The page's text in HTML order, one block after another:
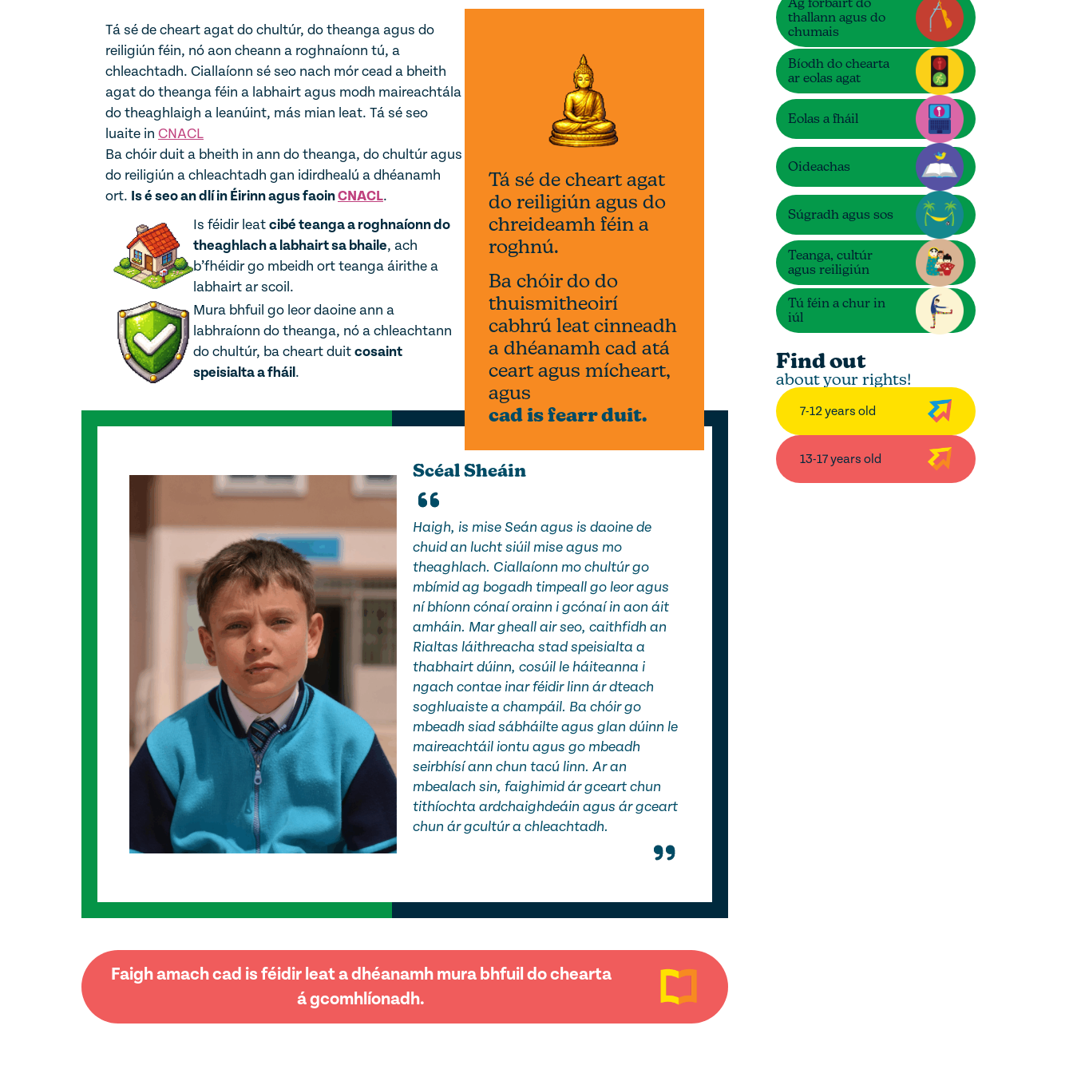
Tá sé de cheart agat do chultúr, do theanga agus do
reiligiún féin, nó aon cheann a roghnaíonn tú, a
chleachtadh. Ciallaíonn sé seo nach mór cead a bheith
agat do theanga féin a labhairt agus modh maireachtála
do theaghlaigh a leanúint, más mian leat. Tá sé seo
luaite in CNACL
Ba chóir duit a bheith in ann do theanga, do chultúr agus
do reiligiún a chleachtadh gan idirdhealú a dhéanamh
ort. Is é seo an dlí in Éirinn agus faoinCNACL.
Is féidir leat cibé teanga a roghnaíonn do
theaghlach a labhairt sa bhaile, ach
b’fhéidir go mbeidh ort teanga áirithe a
labhairt ar scoil.
Mura bhfuil go leor daoine ann a
labhraíonn do theanga, nó a chleachtann
do chultúr, ba cheart duit cosaint
speisialta a fháil.
Tá sé de cheart agat
do reiligiún agus do
chreideamh féin a
roghnú.
Ba chóir do do
thuismitheoirí
cabhrú leat cinneadh
a dhéanamh cad atá
ceart agus mícheart,
agus
cad is fearr duit.
Scéal Sheáin
Haigh, is mise Seán agus is daoine de
chuid an lucht siúil mise agus mo
theaghlach. Ciallaíonn mo chultúr go
mbímid ag bogadh timpeall go leor agus
ní bhíonn cónaí orainn i gcónaí in aon áit
amháin. Mar gheall air seo, caithfidh an
Rialtas láithreacha stad speisialta a
thabhairt dúinn, cosúil le háiteanna i
ngach contae inar féidir linn ár dteach
soghluaiste a champáil. Ba chóir go
mbeadh siad sábháilte agus glan dúinn le
maireachtáil iontu agus go mbeadh
seirbhísí ann chun tacú linn. Ar an
mbealach sin, faighimid ár gceart chun
tithíochta ardchaighdeáin agus ár gceart
chun ár gcultúr a chleachtadh.
Faigh amach cad is féidir leat a dhéanamh mura bhfuil do chearta
á gcomhlíonadh.
thallann agus do
chumais
Bíodh do chearta
ar eolas agat
Eolas a fháil
Oideachas
Súgradh agus sos
Teanga, cultúr
agus reiligiún
Tú féin a chur in
iúl
Find out
about your rights!
7-12 years old
13-17 years old